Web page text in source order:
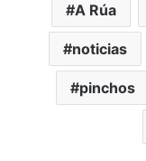
A Rúa
noticias
pinchos